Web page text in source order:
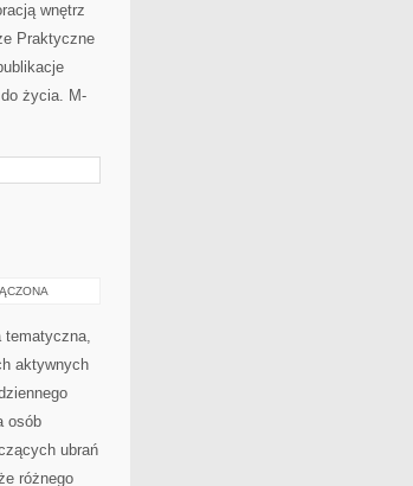
wnętrz
Praktyczne
życia. M-
tematyczna,
aktywnych
osób
ubrań
różnego